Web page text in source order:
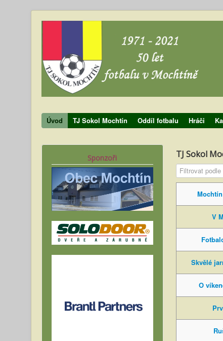
Úvod
TJ Sokol Mochtín Oddíl fotbalu Hráči
Sponzoři TJ Sokol
Filtrovat podle
V
Skvělé
O